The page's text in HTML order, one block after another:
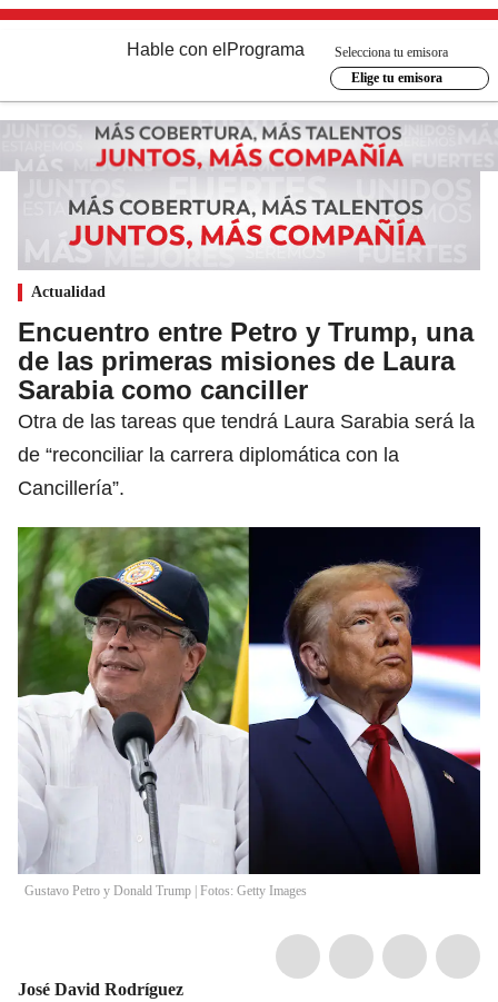
Hable con el Programa
Selecciona tu emisora
Elige tu emisora
Actualidad
Encuentro entre Petro y Trump, una
de las primeras misiones de Laura
Sarabia como canciller
Otra de las tareas que tendrá Laura Sarabia será la
de “reconciliar la carrera diplomática con la
Cancillería”.
Gustavo Petro y Donald Trump | Fotos: Getty Images
José David Rodríguez